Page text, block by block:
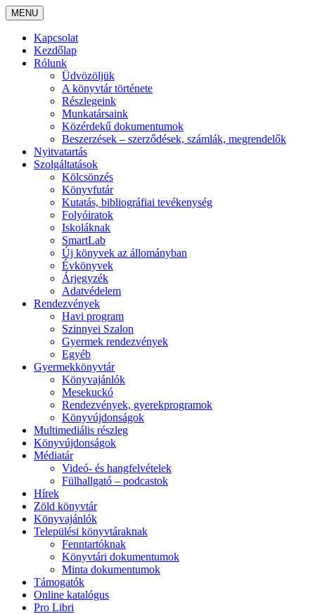
MENU
Kapcsolat
Kezdőlap
Rólunk
Üdvözöljük
A könyvtár története
Részlegeink
Munkatársaink
Közérdekű dokumentumok
Beszerzések – szerződések, számlák, megrendelők
Nyitvatartás
Szolgáltatások
Kölcsönzés
Könyvfutár
Kutatás, bibliográfiai tevékenység
Folyóiratok
Iskoláknak
SmartLab
Új könyvek az állományban
Évkönyvek
Árjegyzék
Adatvédelem
Rendezvények
Havi program
Szinnyei Szalon
Gyermek rendezvények
Egyéb
Gyermekkönyvtár
Könyvajánlók
Mesekuckó
Rendezvények, gyerekprogramok
Könyvújdonságok
Multimediális részleg
Könyvújdonságok
Médiatár
Videó- és hangfelvételek
Fülhallgató – podcastok
Hírek
Zöld könyvtár
Könyvajánlók
Települési könyvtáraknak
Fenntartóknak
Könyvtári dokumentumok
Minta dokumentumok
Támogatók
Online katalógus
Pro Libri